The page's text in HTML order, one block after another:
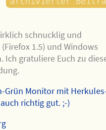
schnucklig und
1.5) und Windows
Ich gratuliere Euch zu
Grün Monitor mit
richtig gut. ;-)